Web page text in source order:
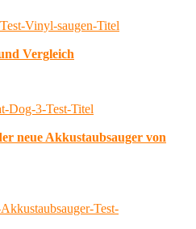
Vergleich
neue Akkustaubsauger von